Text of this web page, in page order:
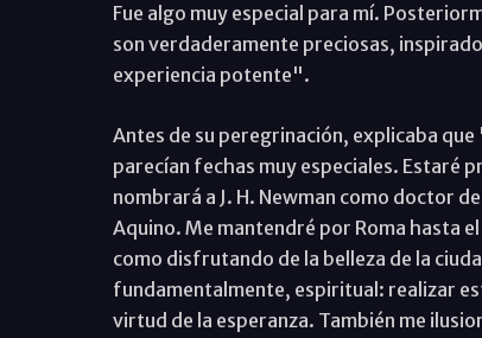
Fue algo muy especial para mí.
son verdaderamente preciosas,
experiencia potente".
Antes de su peregrinación, explicaba
parecían fechas muy especiales. Estaré
nombrará a J. H. Newman como doctor
Aquino. Me mantendré por Roma hasta
como disfrutando de la belleza de la
fundamentalmente, espiritual: realizar
virtud de la esperanza. También me